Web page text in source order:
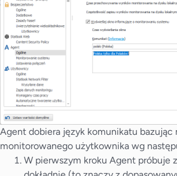
Agent dobiera język komunikatu bazując
monitorowanego użytkownika wg
W pierwszym kroku Agent próbuje